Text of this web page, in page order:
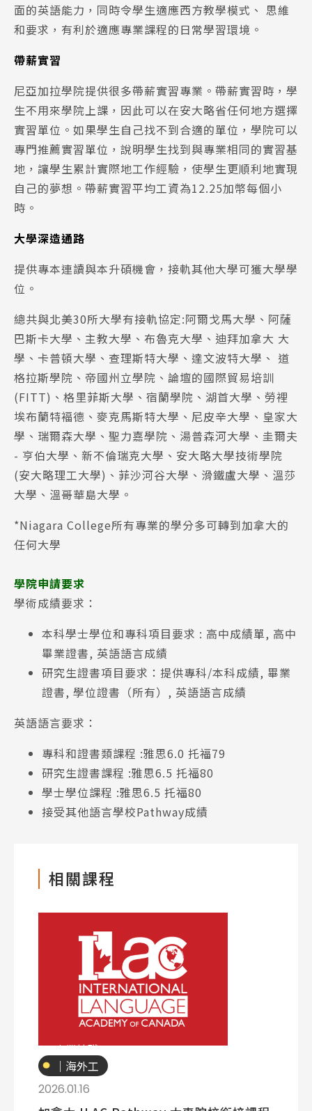
熱門搜尋：
護理 加拿大RO 任意門 遊學團
教育學區
Pathway
Latest News 最新消息
Promotion 最新優惠
Program
SEC 知識庫
面的英語能力，同時令學生適應西方教學模式、 思維
和要求，有利於適應專業課程的日常學習環境。
帶薪實習
尼亞加拉學院提供很多帶薪實習專業。帶薪實習時，學
生不用來學院上課，因此可以在安大略省任何地方選擇
實習單位。如果學生自己找不到合適的單位，學院可以
專門推薦實習單位，說明學生找到與專業相同的實習基
地，讓學生累計實際地工作經驗，使學生更順利地實現
自己的夢想。帶薪實習平均工資為12.25加幣每個小
時。
大學深造通路
提供專本連讀與本升碩機會，接軌其他大學可獲大學學
位。
總共與北美30所大學有接軌協定:阿爾戈馬大學、阿薩
巴斯卡大學、主教大學、布魯克大學、迪拜加拿大 大
學、卡普頓大學、查理斯特大學、達文波特大學、 道
格拉斯學院、帝國州立學院、論壇的國際貿易培訓
(FITT)、格里菲斯大學、宿蘭學院、湖首大學、勞裡
埃布蘭特褔德、麥克馬斯特大學、尼皮辛大學、皇家大
學、瑞爾森大學、聖力嘉學院、湯普森河大學、圭爾夫
- 亨伯大學、新不倫瑞克大學、安大略大學技術學院
(安大略理工大學)、菲沙河谷大學、滑鐵盧大學、溫莎
大學、溫哥華島大學。
*Niagara College所有專業的學分多可轉到加拿大的
任何大學
學院申請要求
學術成績要求：
本科學士學位和專科項目要求 : 高中成績單, 高中
畢業證書, 英語語言成績
研究生證書項目要求：提供專科/本科成績, 畢業
證書, 學位證書（所有）, 英語語言成績
​英語語言要求：
專科和證書類課程 :雅思6.0 托福79
研究生證書課程 :雅思6.5 托福80
學士學位課程 :雅思6.5 托福80
接受其他語言學校Pathway成績
相關課程
專業技職
｜海外工
讀
2026.01.16